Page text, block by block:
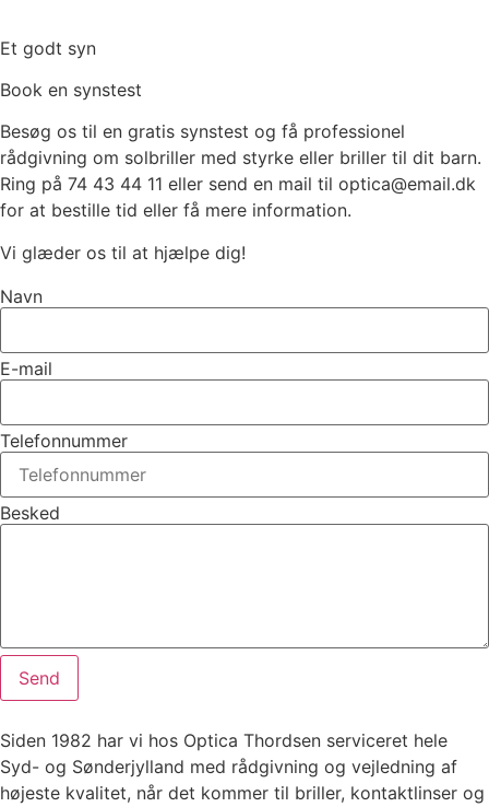
Et godt syn
Book en synstest
Besøg os til en gratis synstest og få professionel
rådgivning om solbriller med styrke eller briller til dit barn.
Ring på 74 43 44 11 eller send en mail til optica@email.dk
for at bestille tid eller få mere information.
Vi glæder os til at hjælpe dig!
Navn
E-mail
Telefonnummer
Besked
Send
Siden 1982 har vi hos Optica Thordsen serviceret hele
Syd- og Sønderjylland med rådgivning og vejledning af
højeste kvalitet, når det kommer til briller, kontaktlinser og